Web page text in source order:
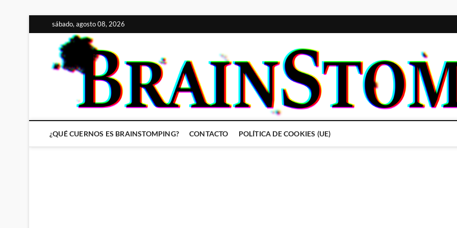
al
contenido
sábado, agosto 08, 2026
¿QUÉ CUERNOS ES BRAINSTOMPING? CONTACTO POLÍTICA DE COOKIES (UE)